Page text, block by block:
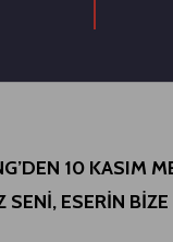
10 KASIM
SENİ, ESERİN